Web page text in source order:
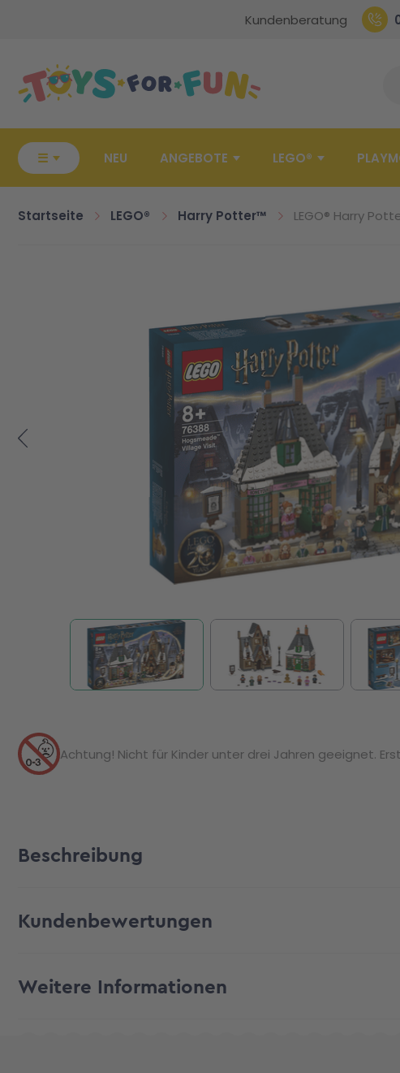
Kundenberatung
☰ NEU ANGEBOTE LEGO®
Startseite LEGO® Harry Potter™ LEGO® Harry
Achtung! Nicht für Kinder unter drei Jahren geeignet.
Beschreibung
Kundenbewertungen
Weitere Informationen